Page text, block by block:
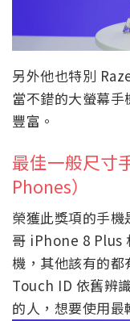
另外他也特別
當不錯的大螢幕
豐富。
最佳一般尺寸
Phones）
榮獲此獎項的手
哥 iPhone 8 Plus
機，其他該有的都
Touch ID 依舊辨
的人，想要使用最